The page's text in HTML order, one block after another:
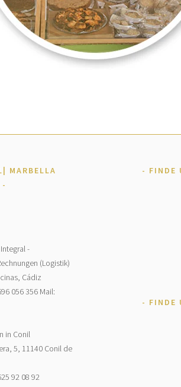
MARBELLA
-
(Logistik)
Cádiz
056 356 Mail:
in Conil
5, 11140 Conil de
92 08 92
FINDE
FINDE